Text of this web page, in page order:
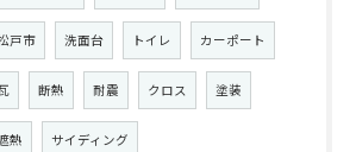
戸市 洗面台 トイレ カーポート
断熱 耐震 クロス 塗装
熱 サイディング